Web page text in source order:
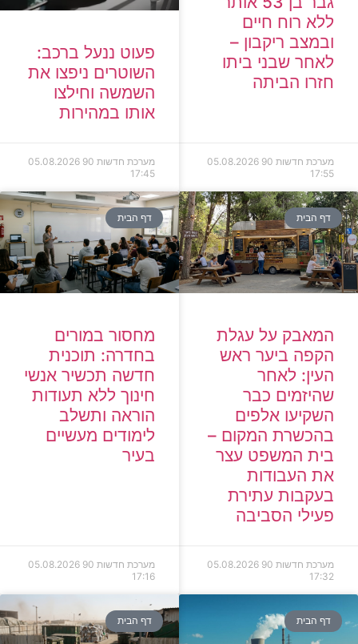
ללא רוח חיים
ובמצב ריקבון –
לאחר שבני ביתו
חזרו הביתה
מערכת חדשות 90
05.08.2026
17:55
פעוט ננעל ברכב:
השוטרים ניפצו את
השמשה וחילצו
אותו במהירות
מערכת חדשות 90
05.08.2026
17:45
דף הבית
המאבק על עגלת
הקפה ביער ראש
העין: לאחר
שהיזמים כבר
השקיעו אלפים
בהכשרת המקום –
בית המשפט עצר
את העבודות
בעקבות עתירת
פעילי הסביבה
מערכת חדשות 90
05.08.2026
17:32
דף הבית
מחסור במורים
בחדרה: תוכנית
חדשה תכשיר אנשי
חינוך ללא תעודות
הוראה ותשלב
לימודים מעשיים
בעיר
מערכת חדשות 90
05.08.2026
17:16
דף הבית דף הבית